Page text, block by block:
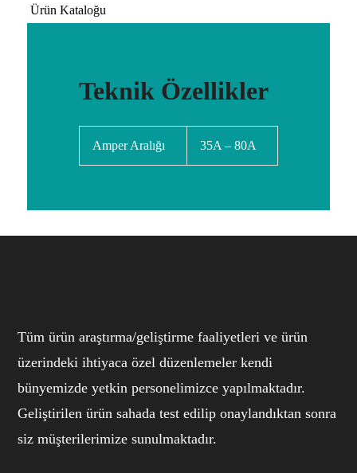
Ürün Kataloğu
Teknik Özellikler
Amper Aralığı 35A – 80A
Tüm ürün araştırma/geliştirme faaliyetleri ve ürün
üzerindeki ihtiyaca özel düzenlemeler kendi
bünyemizde yetkin personelimizce yapılmaktadır.
Geliştirilen ürün sahada test edilip onaylandıktan sonra
siz müşterilerimize sunulmaktadır.